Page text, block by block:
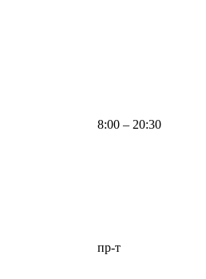
8:00 – 20:30
пр-т